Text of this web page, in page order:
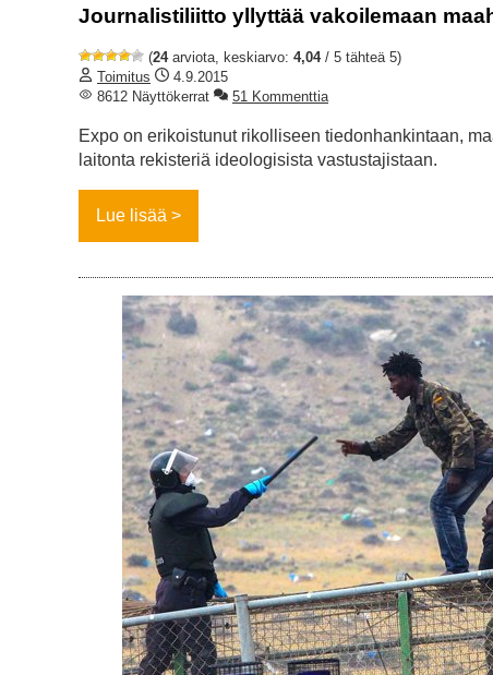
Journalistiliitto yllyttää vakoilemaan
(24arviota, keskiarvo: 4,04/ 5 tähteä 5)
Toimitus
4.9.2015
8612 Näyttökerrat
51 Kommenttia
Expo on erikoistunut rikolliseen tiedonhankintaan,
laitonta rekisteriä ideologisista vastustajistaan.
Lue lisää